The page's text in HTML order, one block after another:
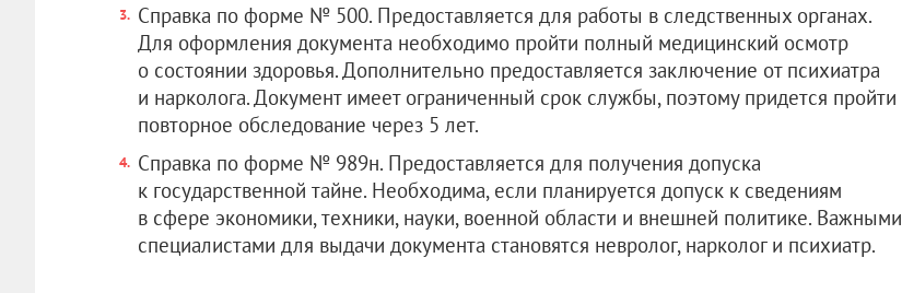
Справка по форме № 500. Предоставляется для работы в следственных органах.
Для оформления документа необходимо пройти полный медицинский осмотр
о состоянии здоровья. Дополнительно предоставляется заключение от психиатра
и нарколога. Документ имеет ограниченный срок службы, поэтому придется пройти
повторное обследование через 5 лет.
Справка по форме № 989н. Предоставляется для получения допуска
к государственной тайне. Необходима, если планируется допуск к сведениям
в сфере экономики, техники, науки, военной области и внешней политике. Важными
специалистами для выдачи документа становятся невролог, нарколог и психиатр.